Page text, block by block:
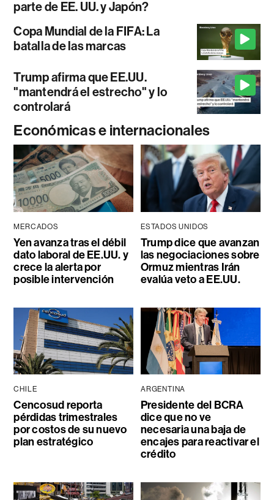
parte de EE. UU. y Japón?
Copa Mundial de la FIFA: La
batalla de las marcas
Trump afirma que EE.UU.
"mantendrá el estrecho" y lo
controlará
Económicas e internacionales
MERCADOS
Yen avanza tras el débil
dato laboral de EE.UU. y
crece la alerta por
posible intervención
ESTADOS UNIDOS
Trump dice que avanzan
las negociaciones sobre
Ormuz mientras Irán
evalúa veto a EE.UU.
CHILE
Cencosud reporta
pérdidas trimestrales
por costos de su nuevo
plan estratégico
ARGENTINA
Presidente del BCRA
dice que no ve
necesaria una baja de
encajes para reactivar el
crédito